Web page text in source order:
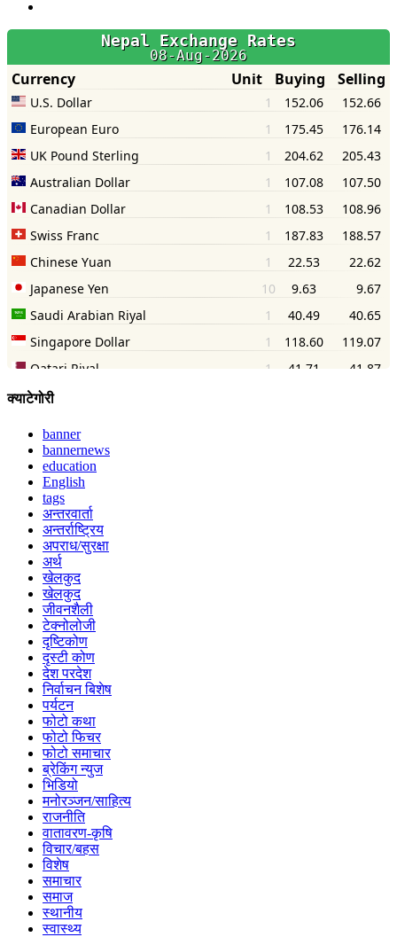
क्याटेगोरी
banner
bannernews
education
English
tags
अन्तरवार्ता
अन्तर्राष्ट्रिय
अपराध/सुरक्षा
अर्थ
खेलकुद
खेलकुद
जीवनशैली
टेक्नोलोजी
दृष्टिकोण
दृस्टी कोण
देश परदेश
निर्वाचन बिशेष
पर्यटन
फोटो कथा
फोटो फिचर
फोटो समाचार
ब्रेकिंग न्युज
भिडियो
मनोरञ्जन/साहित्य
राजनीति
वातावरण-कृषि
विचार/बहस
विशेष
समाचार
समाज
स्थानीय
स्वास्थ्य